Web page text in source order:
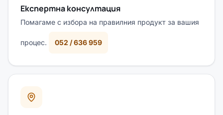
Експертна консултация
Помагаме с избора на правилния продукт за вашия
процес. 052 / 636 959